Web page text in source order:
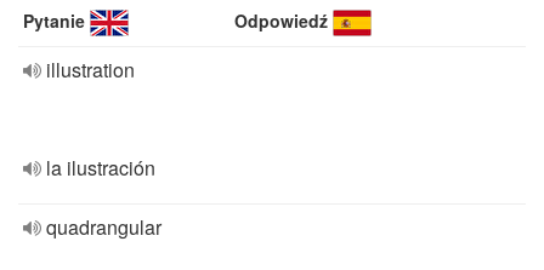
Pytanie Odpowiedź
illustration
la ilustración
quadrangular